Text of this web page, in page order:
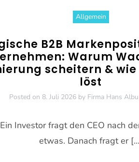
Allgemein
B2B
Warum
scheitern & wie
löst
Posted on 8. Juli 2026 by Firma Hans
Investor fragt den CEO nach
etwas. Danach fragt er